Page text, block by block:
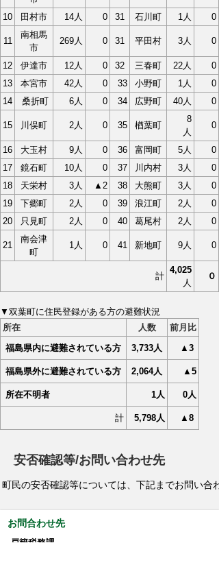
10 田村市 14人 0 31 石川町 1人 0
11
南相馬
市
269人 0 31 平田村 3人 0
12 伊達市 12人 0 32 三春町 22人
0
13
本宮市 42人 0 33 小野町 1人
0
14
桑折町 6人 0 34 広野町 40人 0
15 川俣町 2人 0 35 楢葉町
8
人
0
16 大玉村 9人 0 36 富岡町 5人
0
17
鏡石町 10人 0 37 川内村 3人
0
18
天栄村 3人 ▲2 38 大熊町 3人
0
19
下郷町 2人 0 39 浪江町 2人
0
20
只見町 2人 0 40 葛尾村 2人 0
21
南会津
町
1人 0 41 新地町 9人 0
計
4,025
人
０
▼双葉町に住民登録がある方の避難状況
所在
人数
前月比
福島県内に避難されている方
3,733人 ▲3
福島県外に避難されている方 2,064人 ▲5
所在不明者 1人 0人
計 5,798人 ▲8
安否確認等/お問い合わせ先
町民の安否確認等については、下記までお問い合
お問合わせ先
戸籍税務課